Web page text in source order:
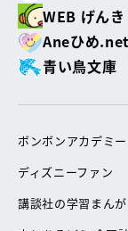
WEB げんき
Aneひめ.net
青い鳥文庫
ボンボンアカデミー
ディズニーファン
講談社の学習まん